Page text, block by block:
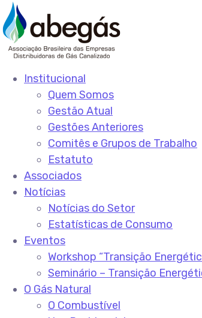
Institucional
Quem Somos
Gestão Atual
Gestões Anteriores
Comitês e Grupos de Trabalho
Estatuto
Associados
Notícias
Notícias do Setor
Estatísticas de Consumo
Eventos
Workshop “Transição
Seminário – Transição
O Gás Natural
O Combustível